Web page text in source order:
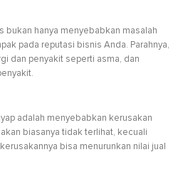
bukan hanya menyebabkan masalah
pada reputasi bisnis Anda. Parahnya,
dan penyakit seperti asma, dan
adalah menyebabkan kerusakan
biasanya tidak terlihat, kecuali
bisa menurunkan nilai jual